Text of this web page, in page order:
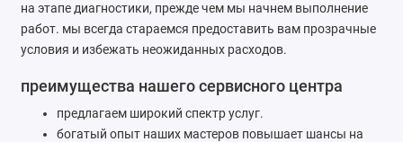
на этапе диагностики, прежде чем мы начнем выполнение
работ. мы всегда стараемся предоставить вам прозрачные
условия и избежать неожиданных расходов.
преимущества нашего сервисного центра
предлагаем широкий спектр услуг.
богатый опыт наших мастеров повышает шансы на